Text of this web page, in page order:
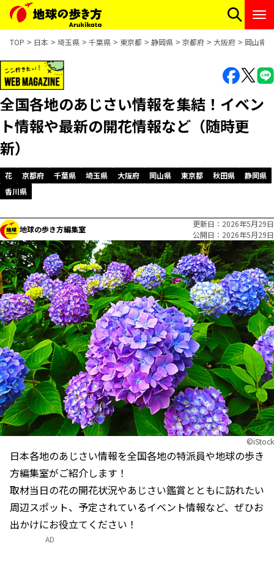
TOP 日本 埼玉県 千葉県 東京都 静岡県 京都府 大阪府 岡山県
全国各地のあじさい情報を集結！イベン
ト情報や最新の開花情報など（随時更
新）
花 京都府 千葉県 埼玉県 大阪府 岡山県 東京都 秋田県
静岡県
香川県
地球の歩き方編集室
更新日
2026年5月29日
公開日
2026年5月29日
©iStock
日本各地のあじさい情報を全国各地の特派員や地球の歩き
方編集室がご紹介します！
取材当日の花の開花状況やあじさい鑑賞とともに訪れたい
周辺スポット、予定されているイベント情報など、ぜひお
出かけにお役立てください！
AD